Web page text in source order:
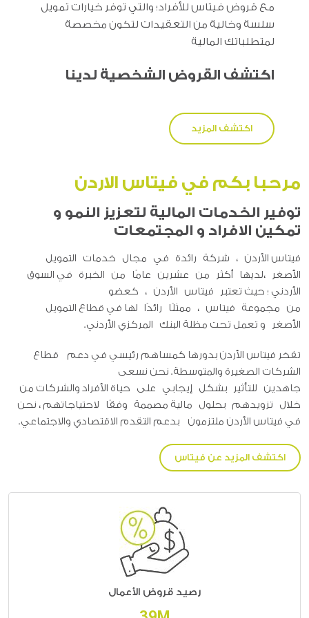
مع قروض فيتاس للأفراد؛ والتي توفر خيارات تمويل
سلسة وخالية من التعقيدات لتكون مخصصة
لمتطلباتك المالية
اكتشف القروض الشخصية لدينا
اكتشف المزيد
مرحبا بكم في فيتاس الاردن
توفير الخدمات المالية لتعزيز النمو و
تمكين الافراد و المجتمعات
فيتاس الأردن ، شركة رائدة في مجال خدمات التمويل
الأصغر ،لديها أكثر من عشرين عامًا من الخبرة في السوق
الأردني ؛ حيث تعتبر فيتاس الأردن ، كعضو
من مجموعة فيتاس ، ممثلًا رائدًا لها في قطاع التمويل
الأصغر و تعمل تحت مظلة البنك المركزي الأردني.
تفخر فيتاس الأردن بدورها كمساهم رئيسي في دعم قطاع
الشركات الصغيرة والمتوسطة. نحن نسعى
جاهدين للتأثير بشكل إيجابي على حياة الأفراد والشركات من
خلال تزويدهم بحلول مالية مصممة وفقًا لاحتياجاتهم ، نحن
في فيتاس الأردن ملتزمون بدعم التقدم الاقتصادي والاجتماعي.
اكتشف المزيد عن فيتاس
رصيد قروض الأعمال